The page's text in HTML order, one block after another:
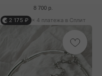
8 700 р.
2 175 ₽ × 4 платежа в Сплит
—